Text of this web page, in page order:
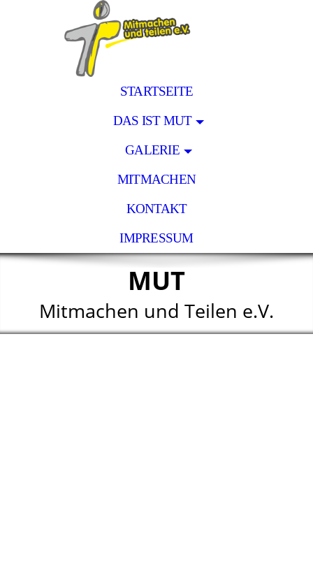
STARTSEITE
DAS IST MUT
GALERIE
MITMACHEN
KONTAKT
IMPRESSUM
MUT
Mitmachen und Teilen e.V.